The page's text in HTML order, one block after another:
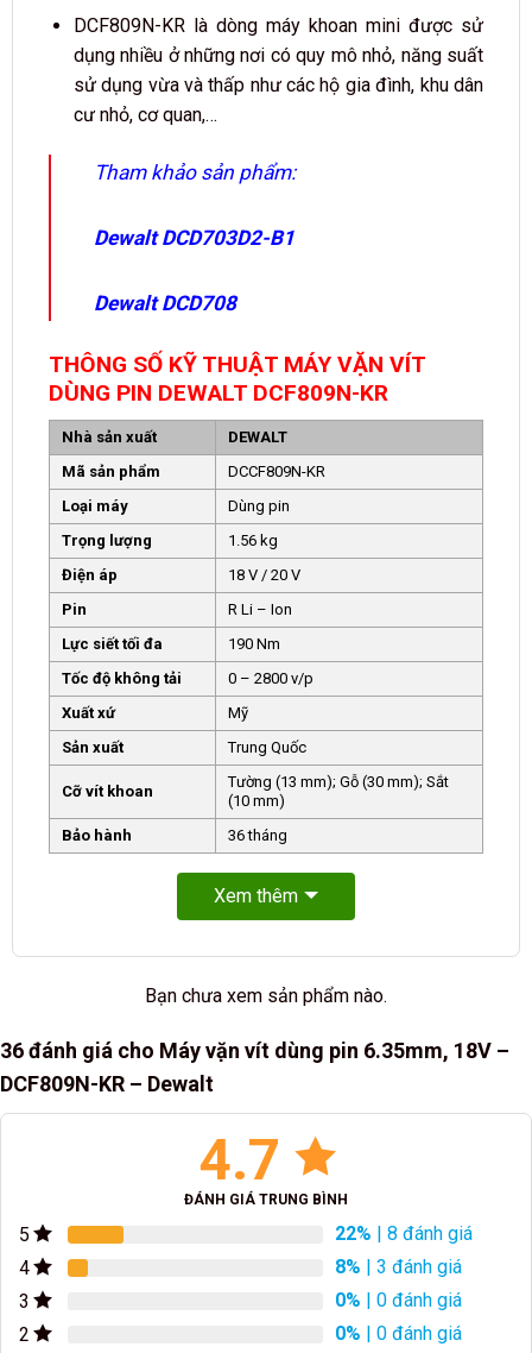
DCF809N-KR là dòng máy khoan mini được sử
dụng nhiều ở những nơi có quy mô nhỏ, năng suất
sử dụng vừa và thấp như các hộ gia đình, khu dân
cư nhỏ, cơ quan,…
Tham khảo sản phẩm:
Dewalt DCD703D2-B1
Dewalt DCD708
THÔNG SỐ KỸ THUẬT MÁY VẶN VÍT
DÙNG PIN DEWALT DCF809N-KR
Nhà sản xuất
DEWALT
Mã sản phẩm
DCCF809N-KR
Loại máy
Dùng pin
Trọng lượng
1.56 kg
Điện áp
18 V / 20 V
Pin
R Li – Ion
Lực siết tối đa
190 Nm
Tốc độ không tải
0 – 2800 v/p
Xuất xứ
Mỹ
Sản xuất
Trung Quốc
Cỡ vít khoan
Tường (13 mm); Gỗ (30 mm); Sắt
(10 mm)
Bảo hành
36 tháng
Xem thêm
Bạn chưa xem sản phẩm nào.
36 đánh giá cho Máy vặn vít dùng pin 6.35mm, 18V –
DCF809N-KR – Dewalt
4.7
ĐÁNH GIÁ TRUNG BÌNH
5 22% | 8 đánh giá
4
8% | 3 đánh giá
3
0% | 0 đánh giá
2
0% | 0 đánh giá